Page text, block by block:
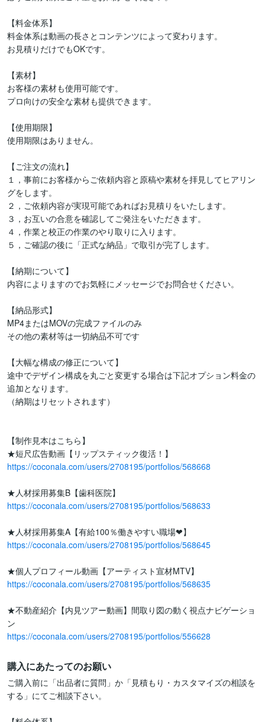
【料金体系】
料金体系は動画の長さとコンテンツによって変わります。
お見積りだけでもOKです。
【素材】
お客様の素材も使用可能です。
プロ向けの安全な素材も提供できます。
【使用期限】
使用期限はありません。
【ご注文の流れ】
１，事前にお客様からご依頼内容と原稿や素材を拝見してヒアリン
グをします。
２，ご依頼内容が実現可能であればお見積りをいたします。
３，お互いの合意を確認してご発注をいただきます。
４，作業と校正の作業のやり取りに入ります。
５，ご確認の後に「正式な納品」で取引が完了します。
【納期について】
内容によりますのでお気軽にメッセージでお問合せください。
【納品形式】
MP4またはMOVの完成ファイルのみ
その他の素材等は一切納品不可です
【大幅な構成の修正について】
途中でデザイン構成を丸ごと変更する場合は下記オプション料金の
追加となります。
（納期はリセットされます）
【制作見本はこちら】
https://coconala.com/users/2708195/portfolios/568668
https://coconala.com/users/2708195/portfolios/568633
https://coconala.com/users/2708195/portfolios/568645
https://coconala.com/users/2708195/portfolios/568635
★不動産紹介【内見ツアー動画】間取り図の動く視点ナビゲーショ
https://coconala.com/users/2708195/portfolios/556628
購入にあたってのお願い
ご購入前に「出品者に質問」か「見積もり・カスタマイズの相談を
する」にてご相談下さい。